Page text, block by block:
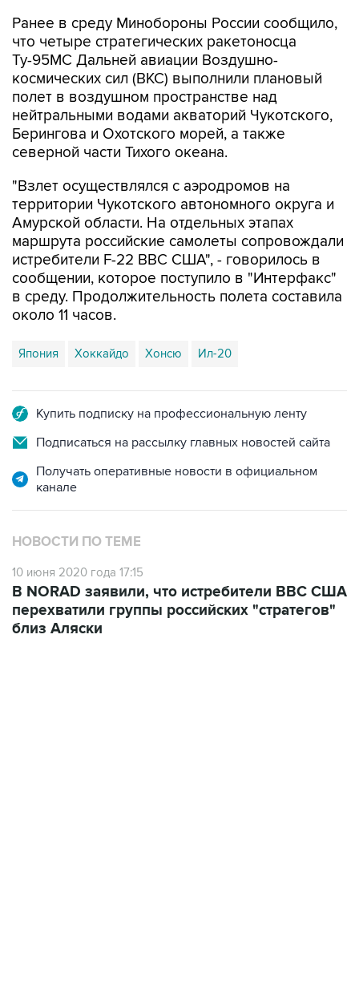
Ранее в среду Минобороны России сообщило,
что четыре стратегических ракетоносца
Ту-95МС Дальней авиации Воздушно-
космических сил (ВКС) выполнили плановый
полет в воздушном пространстве над
нейтральными водами акваторий Чукотского,
Берингова и Охотского морей, а также
северной части Тихого океана.
"Взлет осуществлялся с аэродромов на
территории Чукотского автономного округа и
Амурской области. На отдельных этапах
маршрута российские самолеты сопровождали
истребители F-22 ВВС США", - говорилось в
сообщении, которое поступило в "Интерфакс"
в среду. Продолжительность полета составила
около 11 часов.
Япония Хоккайдо Хонсю Ил-20
Купить подписку на профессиональную ленту
Подписаться на рассылку главных новостей сайта
Получать оперативные новости в официальном
канале
НОВОСТИ ПО ТЕМЕ
10 июня 2020 года 17:15
В NORAD заявили, что истребители ВВС США
перехватили группы российских "стратегов"
близ Аляски